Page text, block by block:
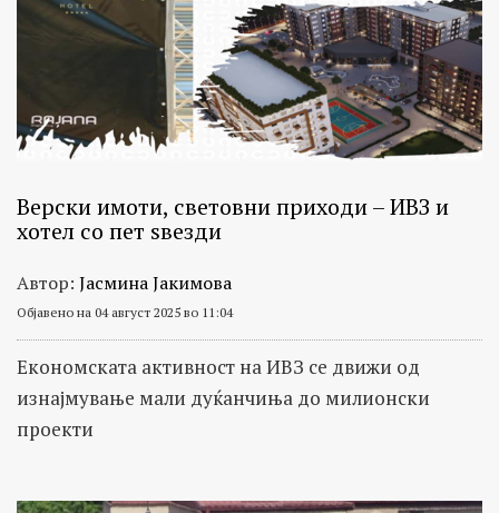
Верски имоти, световни приходи – ИВЗ и
хотел со пет ѕвезди
Автор: Јасмина Јакимова
Објавено на 04 август 2025 во 11:04
Eкономската активност на ИВЗ се движи од
изнајмување мали дуќанчиња до милионски
проекти